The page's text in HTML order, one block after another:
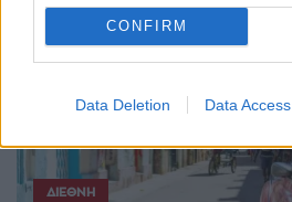
CONFIRM
Data Deletion Data Access
ΔΙΕΘΝΉ